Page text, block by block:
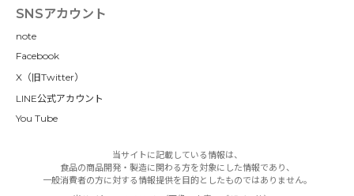
SNSアカウント
note
Facebook
X（旧Twitter）
LINE公式アカウント
You Tube
当サイトに記載している情報は、
食品の商品開発・製造に関わる方を対象にした情報であり、
一般消費者の方に対する情報提供を目的としたものではありません。